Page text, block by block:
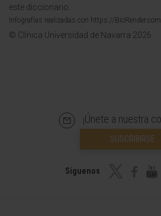
este diccionario.
Infografías realizadas con https://BioRender.com
© Clínica Universidad de Navarra 2026
¡Únete a nuestra
SUSCRIBIRSE
Síguenos